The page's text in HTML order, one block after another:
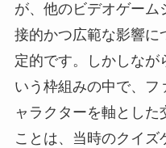
が、他のビデオゲーム
接的かつ広範な影響に
定的です。しかしなが
いう枠組みの中で、フ
ャラクターを軸とした
ことは、当時のクイ